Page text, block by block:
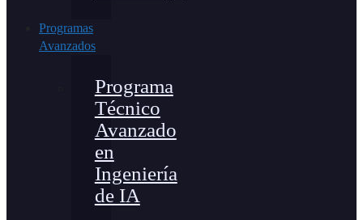
Programas
Avanzados
Programa
Técnico
Avanzado
en
Ingeniería
de IA